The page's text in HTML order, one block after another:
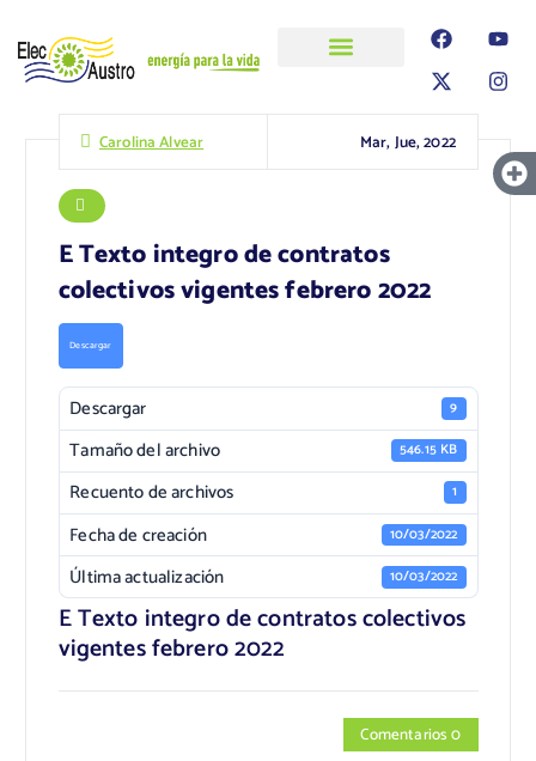
Carolina Alvear Mar, Jue, 2022
E Texto integro de contratos
colectivos vigentes febrero 2022
Descargar
Descargar 9
Tamaño del archivo 546.15 KB
Recuento de archivos 1
Fecha de creación 10/03/2022
Última actualización 10/03/2022
E Texto integro de contratos colectivos
vigentes febrero 2022
Comentarios 0